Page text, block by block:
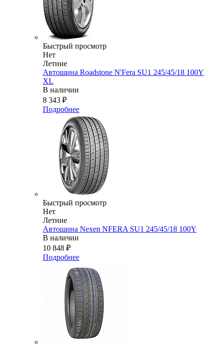
Быстрый просмотр
Нет
Летние
Автошина Roadstone N'Fera SU1 245/45/18 100Y
XL
В наличии
8 343 ₽
Подробнее
Быстрый просмотр
Нет
Летние
Автошина Nexen NFERA SU1 245/45/18 100Y
В наличии
10 848 ₽
Подробнее